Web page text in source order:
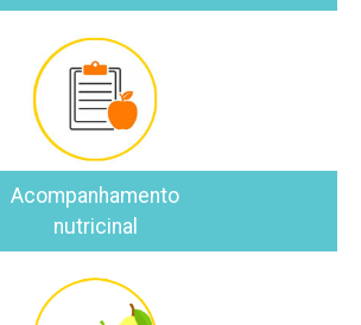
Acompanhamento
nutricinal